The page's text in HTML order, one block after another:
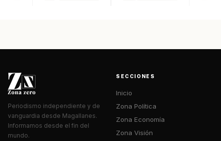
Periodismo independiente y de
vanguardia desde Magallanes.
Informamos desde el fin del
mundo.
SECCIONES
Inicio
Zona Política
Zona Economía
Zona Visión